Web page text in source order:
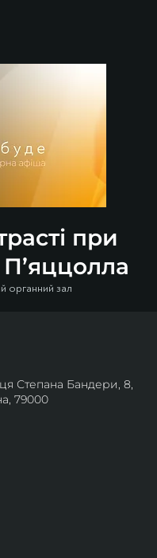
при
П’яццолла
органний зал
Степана Бандери, 8,
79000